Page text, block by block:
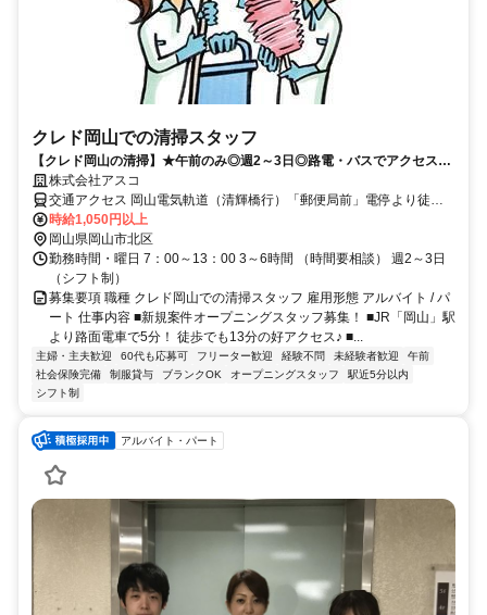
クレド岡山での清掃スタッフ
【クレド岡山の清掃】★午前のみ◎週2～3日◎路電・バスでアクセス良
好◎★交通費支給(一部)
株式会社アスコ
交通アクセス 岡山電気軌道（清輝橋行）「郵便局前」電停より徒歩
スグ 各線バス「NTT岡山」停留所より徒歩スグ 天満屋バスステーシ
ョンより徒歩2分 宇野バス表町バスセンターより徒歩5分 JR「岡山」
駅より徒歩約15分
時給1,050円以上
岡山県岡山市北区
勤務時間・曜日 7：00～13：00 3～6時間 （時間要相談） 週2～3日
（シフト制）
募集要項 職種 クレド岡山での清掃スタッフ 雇用形態 アルバイト / パ
ート 仕事内容 ■新規案件オープニングスタッフ募集！ ■JR「岡山」駅
より路面電車で5分！ 徒歩でも13分の好アクセス♪ ■...
主婦・主夫歓迎 60代も応募可 フリーター歓迎 経験不問 未経験者歓迎
午前
社会保険完備
制服貸与 ブランクOK オープニングスタッフ
駅近5分以内
シフト制
アルバイト・パート